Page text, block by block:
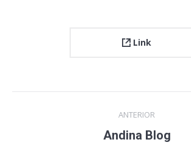
Link
ANTERIOR
Proyecto
Andina Blog